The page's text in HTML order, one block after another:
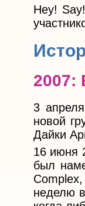
Hey!
2007:
3
новой
Дайки
16 июня
был
неделю